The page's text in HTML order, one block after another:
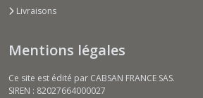
Livraisons
Mentions légales
Ce site est édité par CABSAN FRANCE SAS.
SIREN : 82027664000027